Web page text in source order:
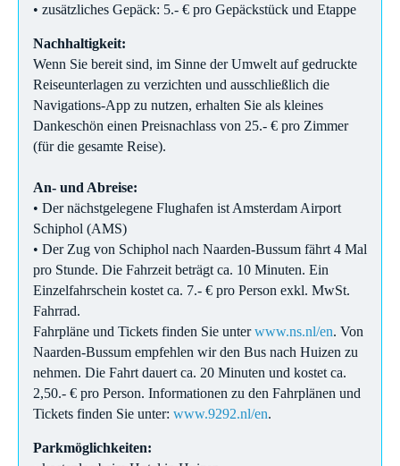
• zusätzliches Gepäck: 5.- € pro Gepäckstück und Etappe
Nachhaltigkeit:
Wenn Sie bereit sind, im Sinne der Umwelt auf gedruckte
Reiseunterlagen zu verzichten und ausschließlich die
Navigations-App zu nutzen, erhalten Sie als kleines
Dankeschön einen Preisnachlass von 25.- € pro Zimmer
(für die gesamte Reise).
An- und Abreise:
• Der nächstgelegene Flughafen ist Amsterdam Airport
Schiphol (AMS)
• Der Zug von Schiphol nach Naarden-Bussum fährt 4 Mal
pro Stunde. Die Fahrzeit beträgt ca. 10 Minuten. Ein
Einzelfahrschein kostet ca. 7.- € pro Person exkl. MwSt.
Fahrrad.
Fahrpläne und Tickets finden Sie unterwww.ns.nl/en. Von
Naarden-Bussum empfehlen wir den Bus nach Huizen zu
nehmen. Die Fahrt dauert ca. 20 Minuten und kostet ca.
2,50.- € pro Person. Informationen zu den Fahrplänen und
Tickets finden Sie unter: www.9292.nl/en.
Parkmöglichkeiten: